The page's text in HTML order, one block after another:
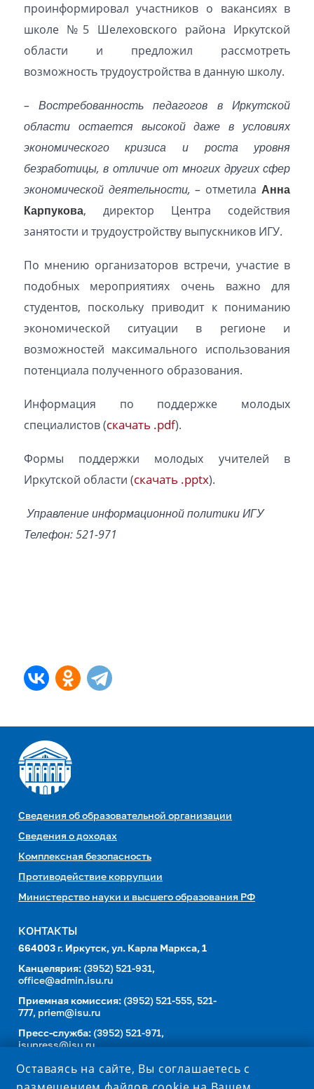
проинформировал участников о вакансиях в
школе №5 Шелеховского района Иркутской
области и предложил рассмотреть
возможность трудоустройства в данную школу.
– Востребованность педагогов в Иркутской
области остается высокой даже в условиях
экономического кризиса и роста уровня
безработицы, в отличие от многих других сфер
экономической деятельности, – отметилаАнна
Карпукова, директор Центра содействия
занятости и трудоустройству выпускников ИГУ.
По мнению организаторов встречи, участие в
подобных мероприятиях очень важно для
студентов, поскольку приводит к пониманию
экономической ситуации в регионе и
возможностей максимального использования
потенциала полученного образования.
Информация по поддержке молодых
специалистов (скачать .pdf).
Формы поддержки молодых учителей в
Иркутской области (скачать .pptx).
Управление информационной политики ИГУ
Телефон: 521-971
Сведения об образовательной организации
Сведения о доходах
Комплексная безопасность
Противодействие коррупции
Министерство науки и высшего образования РФ
КОНТАКТЫ
664003 г. Иркутск, ул. Карла Маркса, 1
Канцелярия: (3952) 521-931,
office@admin.isu.ru
Приемная комиссия: (3952) 521-555, 521-
777, priem@isu.ru
Пресс-служба: (3952) 521-971,
isupress@isu.ru
Телефонный справочник
Оставаясь на сайте, Вы соглашаетесь с